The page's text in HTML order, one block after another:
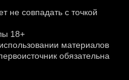
не совпадать с точкой
18+
материалов
обязательна